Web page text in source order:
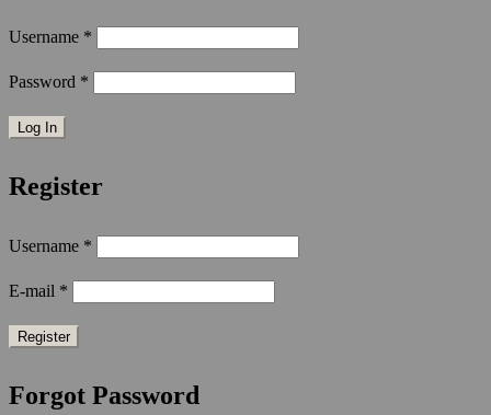
Username *
Password *
Register
Username *
E-mail *
Forgot Password